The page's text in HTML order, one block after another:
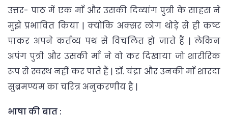
उत्तर- पाठ में एक माँ और उसकी दिव्यांग पुत्री के साहस ने
मुझे प्रभावित किया | क्योंकि अक्सर लोग थोड़े से ही कष्ट
पाकर अपने कर्तव्य पथ से विचलित हो जाते हैं | लेकिन
अपंग पुत्री और उसकी माँ ने वो कर दिखाया जो शारीरिक
रूप से स्वस्थ नहीं कर पाते हैं | डॉ. चंद्रा और उनकी माँ शारदा
सुब्रमण्यम का चरित्र अनुकरणीय है |
भाषा की बात :